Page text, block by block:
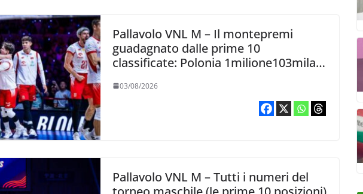
Pallavolo VNL M – Il montepremi
guadagnato dalle prime 10
classificate: Polonia 1milione103mila,
03/08/2026
Pallavolo VNL M – Tutti i numeri del